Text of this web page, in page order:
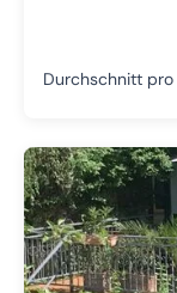
Durchschnitt